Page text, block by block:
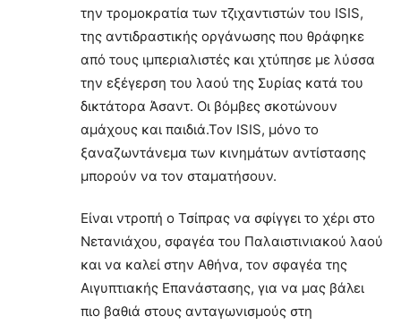
την τρομοκρατία των τζιχαντιστών του ISIS,
της αντιδραστικής οργάνωσης που θράφηκε
από τους ιμπεριαλιστές και χτύπησε με λύσσα
την εξέγερση του λαού της Συρίας κατά του
δικτάτορα Άσαντ. Οι βόμβες σκοτώνουν
αμάχους και παιδιά.Τον ISIS, μόνο το
ξαναζωντάνεμα των κινημάτων αντίστασης
μπορούν να τον σταματήσουν.
Είναι ντροπή ο Τσίπρας να σφίγγει το χέρι στο
Νετανιάχου, σφαγέα του Παλαιστινιακού λαού
και να καλεί στην Αθήνα, τον σφαγέα της
Αιγυπτιακής Επανάστασης, για να μας βάλει
πιο βαθιά στους ανταγωνισμούς στη